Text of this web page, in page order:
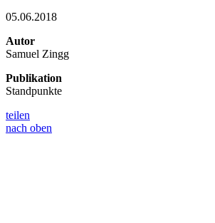
05.06.2018
Autor
Samuel Zingg
Publikation
Standpunkte
teilen
nach oben